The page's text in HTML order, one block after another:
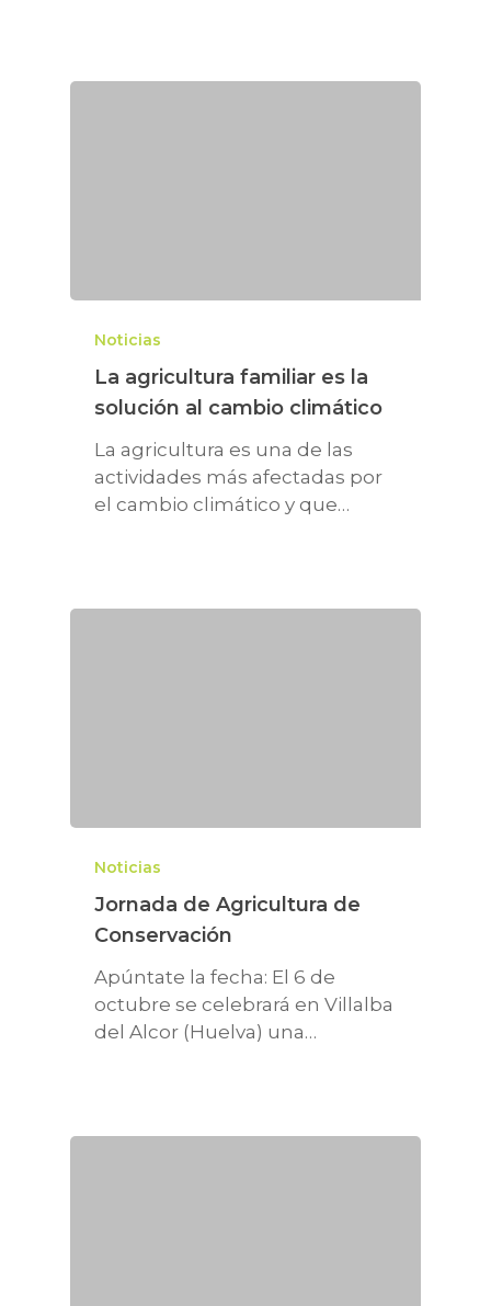
Noticias
La agricultura familiar es la
solución al cambio climático
La agricultura es una de las
actividades más afectadas por
el cambio climático y que…
Noticias
Jornada de Agricultura de
Conservación
Apúntate la fecha: El 6 de
octubre se celebrará en Villalba
del Alcor (Huelva) una…